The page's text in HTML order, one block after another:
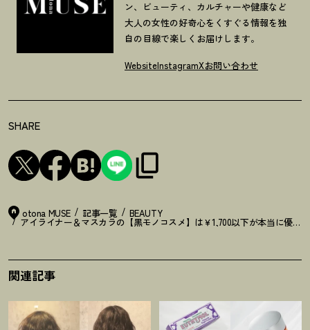
ン、ビューティ、カルチャーや健康など
大人の女性の好奇心をくすぐる情報を独
自の目線で楽しくお届けします。
WebsiteInstagramXお問い合わせ
SHARE
otona MUSE 記事一覧 BEAUTY
アイライナー＆マスカラの【黒モノコスメ】は￥1,700以下が本当に優秀
関連記事